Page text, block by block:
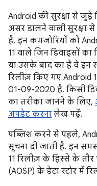
Android की सुरक्षा से जुड़े
असर डालने वाली सुरक्षा
है. इन कमजोरियों को
11 वाले जिन डिवाइसों
या उसके बाद का है वे इन
रिलीज़ किए गए Android
01-09-2020 है. किसी
का तरीका जानने के लिए,
अपडेट करना लेख पढ़ें.
पब्लिश करने से पहले,
सूचना दी जाती है. इन
11 रिलीज़ के हिस्से के तौर
(AOSP) के डेटा स्टोर में